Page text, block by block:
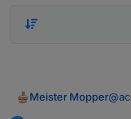
Meister Mopper@